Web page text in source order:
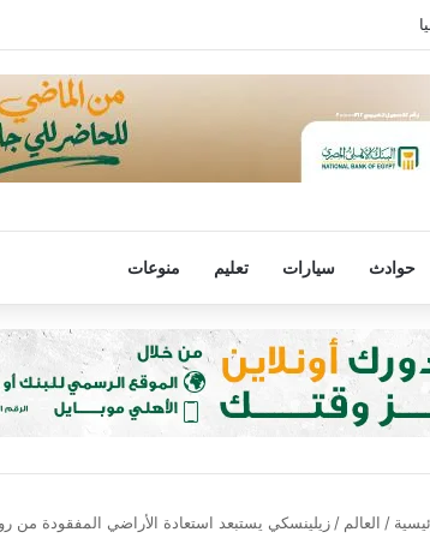
حوادث سيارات تعليم منوعات
/ العالم / زيلينسكي يستبعد استعادة الأراضي المفقودة من